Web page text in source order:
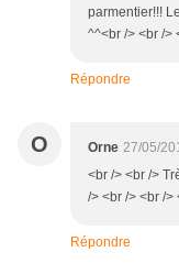
parmentier!!!
^^<br /> <br />
Répondre
O Orne 27/05/
<br /> <br />
/> <br /> <br />
Répondre